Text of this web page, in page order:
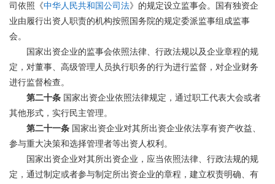
司依照《中华人民共和国公司法》的规定设立监事会。国有独资企
业由履行出资人职责的机构按照国务院的规定委派监事组成监事
会。
国家出资企业的监事会依照法律、行政法规以及企业章程的规
定，对董事、高级管理人员执行职务的行为进行监督，对企业财务
进行监督检查。
第二十条 国家出资企业依照法律规定，通过职工代表大会或者
其他形式，实行民主管理。
第二十一条 国家出资企业对其所出资企业依法享有资产收益、
参与重大决策和选择管理者等出资人权利。
国家出资企业对其所出资企业，应当依照法律、行政法规的规
定，通过制定或者参与制定所出资企业的章程，建立权责明确、有